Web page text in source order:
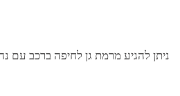
ניתן להגיע מרמת גן לחיפה ברכב עם